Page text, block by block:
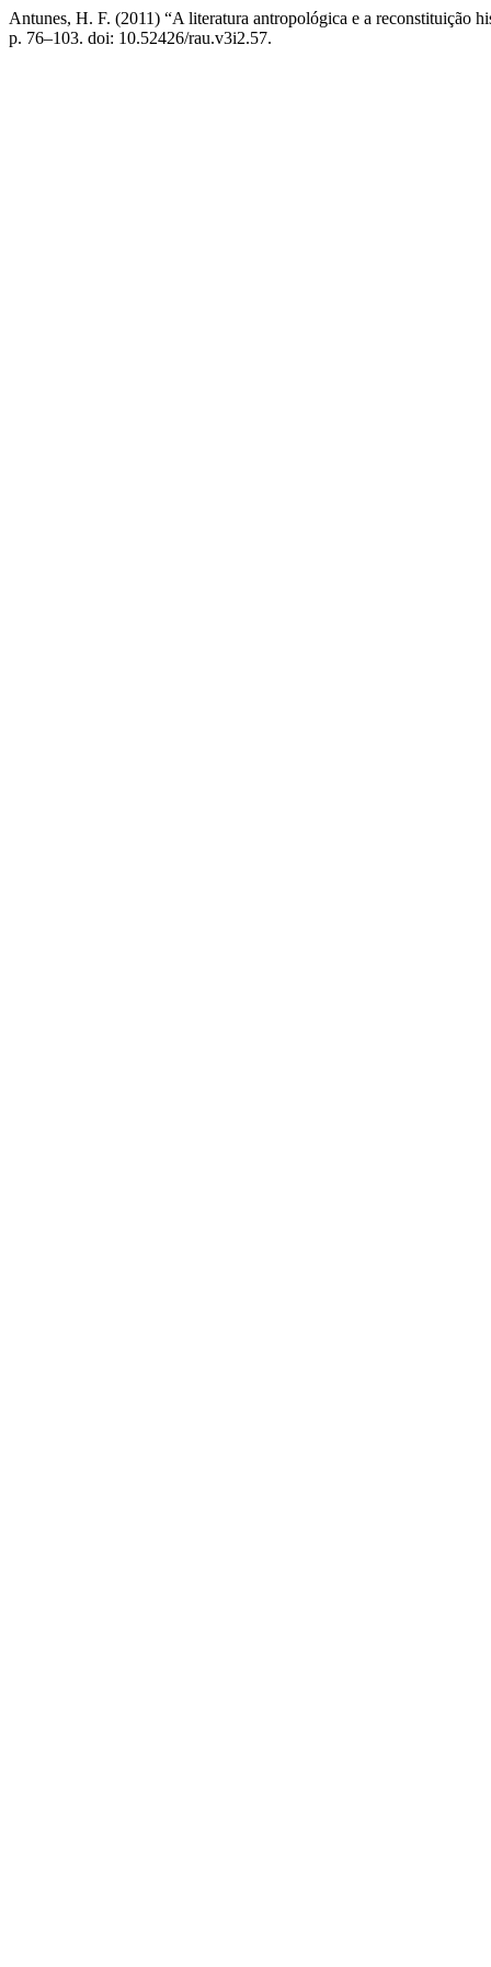
Antunes, H. F. (2011) “A literatura antropológica e a reconstituição
p. 76–103. doi: 10.52426/rau.v3i2.57.